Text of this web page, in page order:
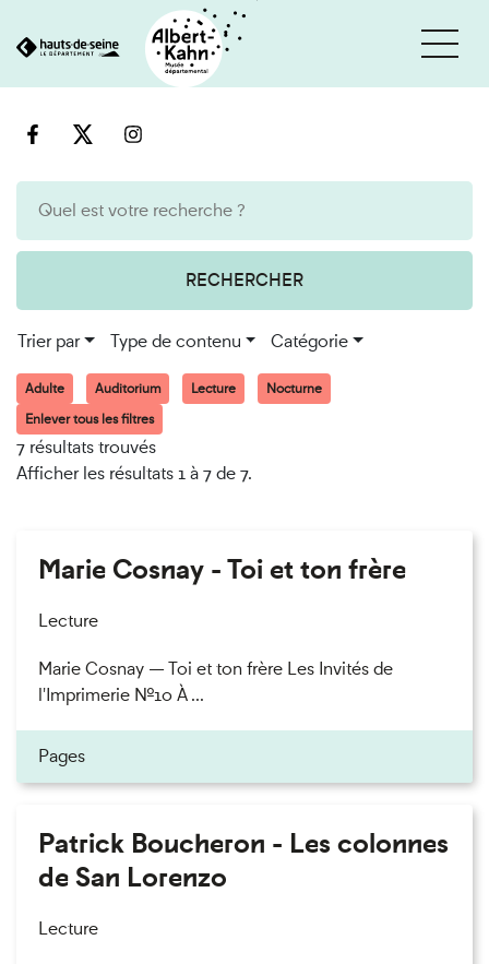
au
RECHERCHER
Trier par Type de contenu Catégorie
Adulte Auditorium Lecture
Nocturne
Enlever tous les filtres
7 résultats trouvés
Afficher les résultats 1 à 7 de 7.
Marie Cosnay - Toi et ton frère
Lecture
Marie Cosnay — Toi et ton frère Les Invités de
l'Imprimerie n°10 À ...
Pages
Patrick Boucheron - Les colonnes
de San Lorenzo
Lecture
Cookies et traceurs utilisés sur ce site